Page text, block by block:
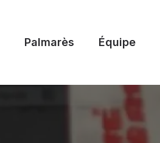
Palmarès Équipe